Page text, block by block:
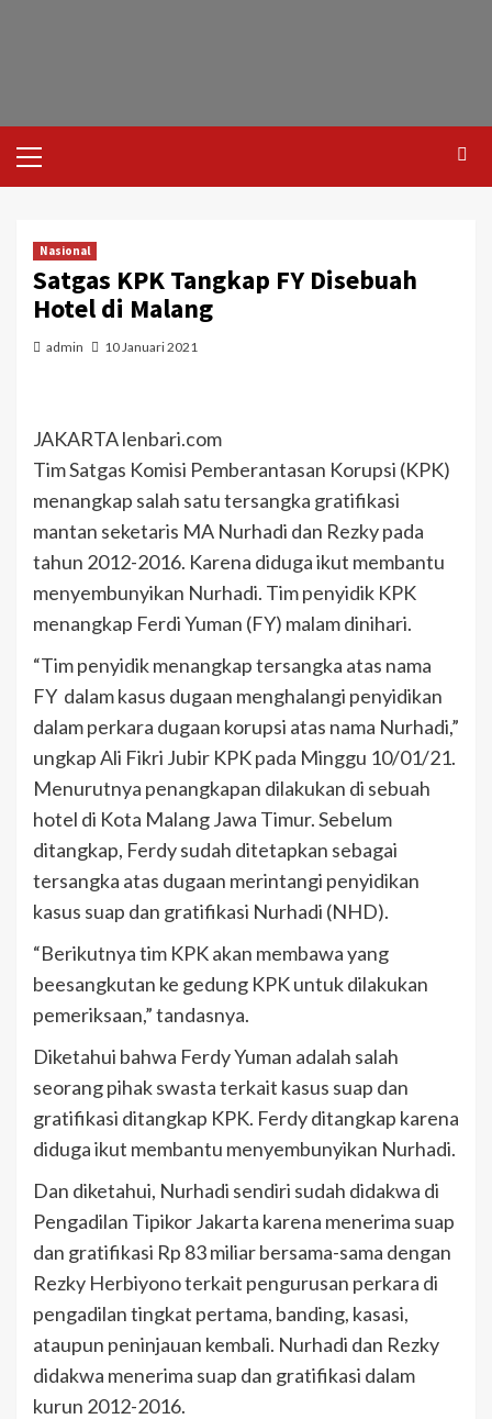
Nasional
Satgas KPK Tangkap FY Disebuah
Hotel di Malang
admin 10 Januari 2021
JAKARTA lenbari.com
Tim Satgas Komisi Pemberantasan Korupsi (KPK)
menangkap salah satu tersangka gratifikasi
mantan seketaris MA Nurhadi dan Rezky pada
tahun 2012-2016. Karena diduga ikut membantu
menyembunyikan Nurhadi. Tim penyidik KPK
menangkap Ferdi Yuman (FY) malam dinihari.
“Tim penyidik menangkap tersangka atas nama
FY dalam kasus dugaan menghalangi penyidikan
dalam perkara dugaan korupsi atas nama Nurhadi,”
ungkap Ali Fikri Jubir KPK pada Minggu 10/01/21.
Menurutnya penangkapan dilakukan di sebuah
hotel di Kota Malang Jawa Timur. Sebelum
ditangkap, Ferdy sudah ditetapkan sebagai
tersangka atas dugaan merintangi penyidikan
kasus suap dan gratifikasi Nurhadi (NHD).
“Berikutnya tim KPK akan membawa yang
beesangkutan ke gedung KPK untuk dilakukan
pemeriksaan,” tandasnya.
Diketahui bahwa Ferdy Yuman adalah salah
seorang pihak swasta terkait kasus suap dan
gratifikasi ditangkap KPK. Ferdy ditangkap karena
diduga ikut membantu menyembunyikan Nurhadi.
Dan diketahui, Nurhadi sendiri sudah didakwa di
Pengadilan Tipikor Jakarta karena menerima suap
dan gratifikasi Rp 83 miliar bersama-sama dengan
Rezky Herbiyono terkait pengurusan perkara di
pengadilan tingkat pertama, banding, kasasi,
ataupun peninjauan kembali. Nurhadi dan Rezky
didakwa menerima suap dan gratifikasi dalam
kurun 2012-2016.